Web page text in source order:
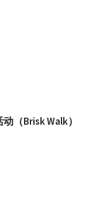
（Brisk Walk）